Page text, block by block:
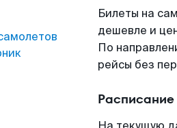
Билеты на
дешевле и
По
рейсы без